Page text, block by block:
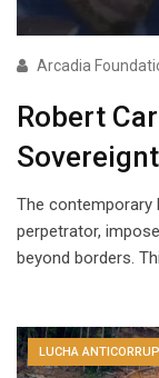
Arcadia
Robert
The contemporary
perpetrator,
beyond borders.
LUCHA